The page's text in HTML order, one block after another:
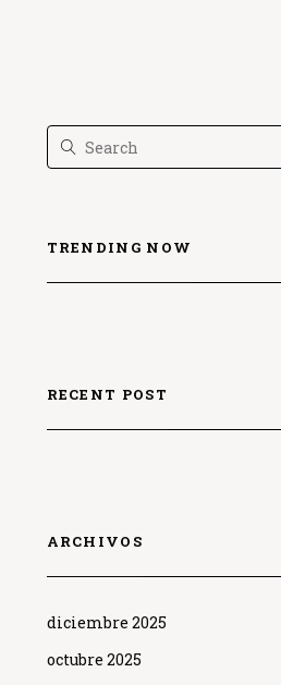
TRENDING NOW
RECENT POST
ARCHIVOS
diciembre 2025
octubre 2025